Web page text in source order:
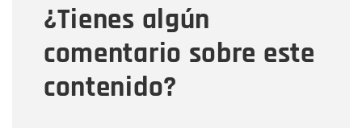
¿Tienes algún
comentario sobre este
contenido?
Mensaje